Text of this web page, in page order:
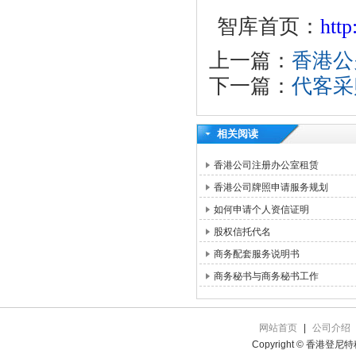
智库首页：
上一篇： 香港
下一篇： 代客
相关阅读
香港公司注册办公室租赁
香港公司牌照申请服务规划
如何申请个人资信证明
股权信托代名
商务配套服务说明书
商务秘书与商务秘书工作
网站首页
公司介绍
Copyright © 香港登尼特